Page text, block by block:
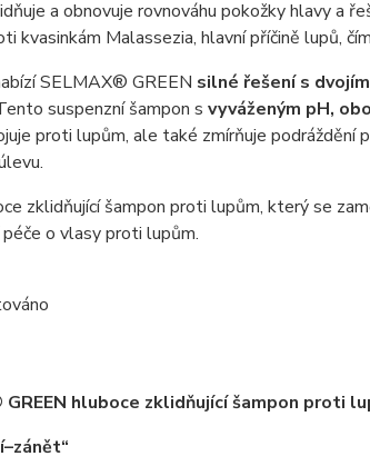
a obnovuje rovnováhu pokožky hlavy a
kvasinkám Malassezia, hlavní příčině lupů,
SELMAX® GREEN silné řešení s
suspenzní šampon s vyváženým pH,
proti lupům, ale také zmírňuje
zklidňující šampon proti lupům, který se
o vlasy proti lupům.
hluboce zklidňující šampon proti